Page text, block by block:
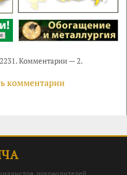
Комментарии — 2.
комментарии
руководителей,